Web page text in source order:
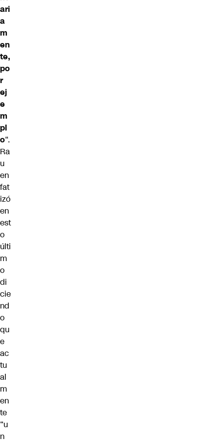
ari
a
m
en
te,
po
r
ej
e
m
pl
o“.
Ra
u
en
fat
izó
en
est
o
últi
m
o
di
cie
nd
o
qu
e
ac
tu
al
m
en
te
“u
n